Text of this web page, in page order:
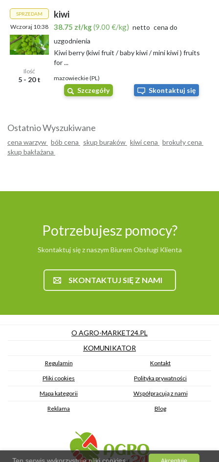
SPRZEDAM
Wczoraj 10:38
Ilość
5 - 20 t
kiwi
38.75 zł/kg(9.00 €/kg) netto cena do
uzgodnienia
Kiwi berry (kiwi fruit / baby kiwi / mini kiwi ) fruits
for ...
mazowieckie (PL)
Szczegóły Skontaktuj się
Ostatnio Wyszukiwane
cena warzyw bób cena skup buraków kiwi cena brokuły cena
skup bakłażana
Potrzebujesz pomocy?
Skontaktuj się z naszym Biurem Obsługi Klienta
SKONTAKTUJ SIĘ Z NAMI
O AGRO-MARKET24.PL
KOMUNIKATOR
Regulamin Kontakt
Pliki cookies Polityka prywatności
Mapa kategorii Współpracują z nami
Reklama Blog